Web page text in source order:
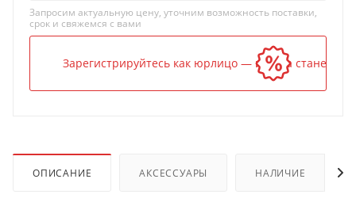
Запросим актуальную цену, уточним возможность поставки,
срок и свяжемся с вами
Зарегистрируйтесь как юрлицо — и цена станет
ОПИСАНИЕ АКСЕССУАРЫ НАЛИЧИЕ